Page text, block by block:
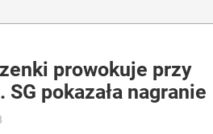
prowokuje przy
pokazała nagranie